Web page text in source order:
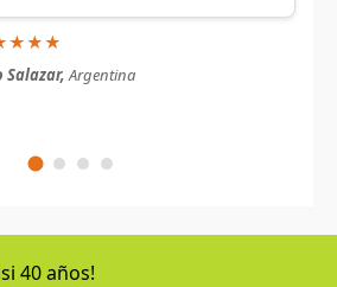
Salazar,Argentina
40 años!